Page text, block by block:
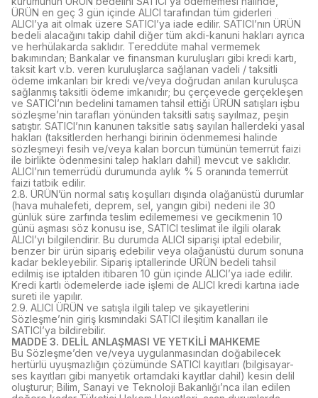
ÜRÜN en geç 3 gün içinde ALICI tarafından tüm giderleri
ALICI’ya ait olmak üzere SATICI’ya iade edilir. SATICI’nın ÜRÜN
bedeli alacağını takip dahil diğer tüm akdi-kanuni hakları ayrıca
ve herhülakarda saklıdır. Tereddüte mahal vermemek
bakımından; Bankalar ve finansman kuruluşları gibi kredi kartı,
taksit kart v.b. veren kuruluşlarca sağlanan vadeli / taksitli
ödeme imkanları bir kredi ve/veya doğrudan anılan kuruluşca
sağlanmış taksitli ödeme imkanıdır; bu çerçevede gerçekleşen
ve SATICI’nın bedelini tamamen tahsil ettiği ÜRÜN satışları işbu
sözleşme’nin tarafları yönünden taksitli satış sayılmaz, peşin
satıştır. SATICI’nın kanunen taksitle satış sayılan hallerdeki yasal
hakları (taksitlerden herhangi birinin ödenmemesi halinde
sözleşmeyi fesih ve/veya kalan borcun tümünün temerrüt faizi
ile birlikte ödenmesini talep hakları dahil) mevcut ve saklıdır.
ALICI’nın temerrüdü durumunda aylık % 5 oranında temerrüt
faizi tatbik edilir.
2.8. ÜRÜN’ün normal satış koşulları dışında olağanüstü durumlar
(hava muhalefeti, deprem, sel, yangın gibi) nedeni ile 30
günlük süre zarfında teslim edilememesi ve gecikmenin 10
günü aşması söz konusu ise, SATICI teslimat ile ilgili olarak
ALICI’yı bilgilendirir. Bu durumda ALICI siparişi iptal edebilir,
benzer bir ürün sipariş edebilir veya olağanüstü durum sonuna
kadar bekleyebilir. Sipariş iptallerinde ÜRÜN bedeli tahsil
edilmiş ise iptalden itibaren 10 gün içinde ALICI’ya iade edilir.
Kredi kartlı ödemelerde iade işlemi de ALICI kredi kartına iade
sureti ile yapılır.
2.9. ALICI ÜRÜN ve satışla ilgili talep ve şikayetlerini
Sözleşme’nin giriş kısmındaki SATICI ileşitim kanalları ile
SATICI’ya bildirebilir.
MADDE 3. DELİL ANLAŞMASI VE YETKİLİ MAHKEME
Bu Sözleşme’den ve/veya uygulanmasından doğabilecek
hertürlü uyuşmazlığın çözümünde SATICI kayıtları (bilgisayar-
ses kayıtları gibi manyetik ortamdaki kayıtlar dahil) kesin delil
oluşturur; Bilim, Sanayi ve Teknoloji Bakanlığı’nca ilan edilen